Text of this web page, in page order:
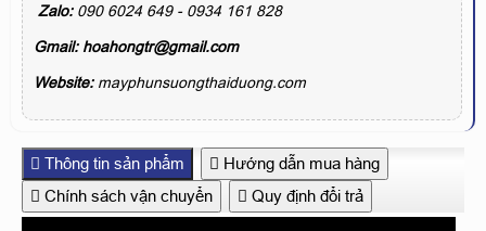
Zalo: 090 6024 649 - 0934 161 828
Gmail: hoahongtr@gmail.com
Website: mayphunsuongthaiduong.com
Thông tin sản phẩm
Hướng dẫn mua hàng
Chính sách vận chuyển
Quy định đổi trả